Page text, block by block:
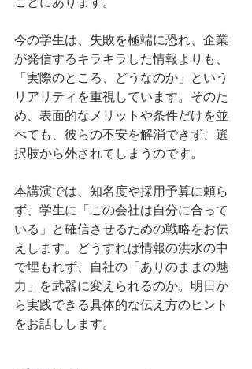
今の学生は、失敗を極端に恐れ、企業
が発信するキラキラした情報よりも、
「実際のところ、どうなのか」という
リアリティを重視しています。そのた
め、表面的なメリットや条件だけを並
べても、彼らの不安を解消できず、選
択肢から外されてしまうのです。
本講演では、知名度や採用予算に頼ら
ず、学生に「この会社は自分に合って
いる」と確信させるための戦略をお伝
えします。どうすれば情報の洪水の中
で埋もれず、自社の「ありのままの魅
力」を武器に変えられるのか。明日か
ら実践できる具体的な伝え方のヒント
をお話しします。